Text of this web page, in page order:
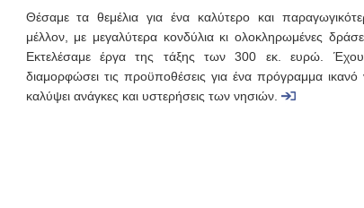
Θέσαμε τα θεμέλια για ένα καλύτερο και
μέλλον, με μεγαλύτερα κονδύλια κι ολοκληρωμένες
Εκτελέσαμε έργα της τάξης των 300 εκ. ευρώ.
διαμορφώσει τις προϋποθέσεις για ένα πρόγραμμα ικανό
καλύψει ανάγκες και υστερήσεις των νησιών.